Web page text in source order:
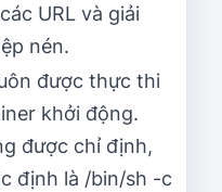
URL và giải
nén.
được thực thi
khởi động.
được chỉ định,
định là /bin/sh -c